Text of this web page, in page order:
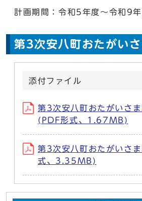
計画期間：令和5年度～令和9
第3次安八町おたがい
添付ファイル
第3次安八町おたがいさ
(PDF形式、1.67MB)
第3次安八町おたがいさ
式、3.35MB)